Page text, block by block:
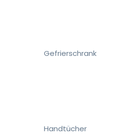
Gefrierschrank
Handtücher